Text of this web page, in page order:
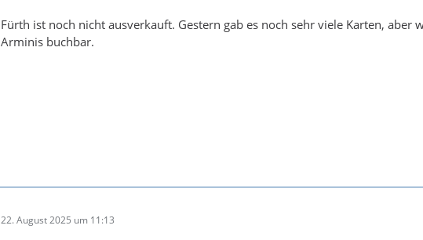
Fürth ist noch nicht ausverkauft. Gestern gab es noch sehr viele Karten, aber
Arminis buchbar.
22. August 2025 um 11:13